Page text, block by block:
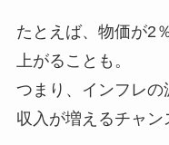
たとえば、物価が2
上がることも。
つまり、インフレ
収入が増えるチャン